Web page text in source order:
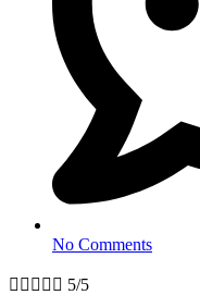
No Comments
     5/5